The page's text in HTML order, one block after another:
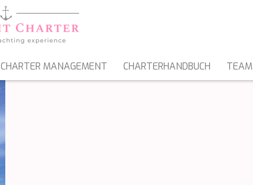
GULETS & MOTORSEGLER KATAMARANE
CHARTER MANAGEMENT CHARTERHANDBUCH TEAM